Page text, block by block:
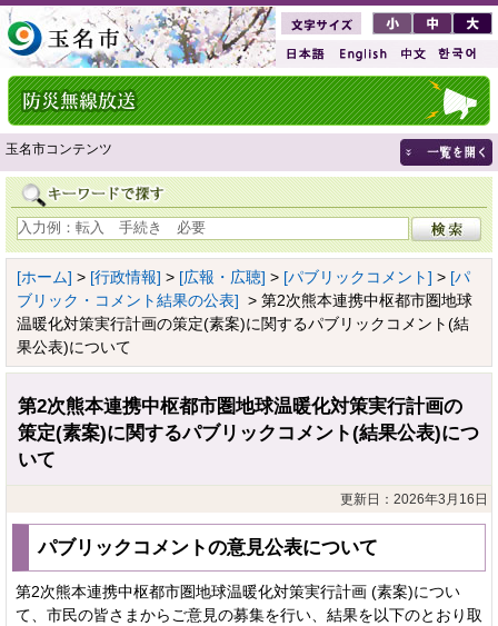
玉名市コンテンツ
[ホーム] > [行政情報] > [広報・広聴] > [パブリックコメント] > [パ
ブリック・コメント結果の公表] > 第2次熊本連携中枢都市圏地球
温暖化対策実行計画の策定(素案)に関するパブリックコメント(結
果公表)について
第2次熊本連携中枢都市圏地球温暖化対策実行計画の
策定(素案)に関するパブリックコメント(結果公表)につ
いて
更新日：2026年3月16日
パブリックコメントの意見公表について
第2次熊本連携中枢都市圏地球温暖化対策実行計画 (素案)につい
て、市民の皆さまからご意見の募集を行い、結果を以下のとおり取